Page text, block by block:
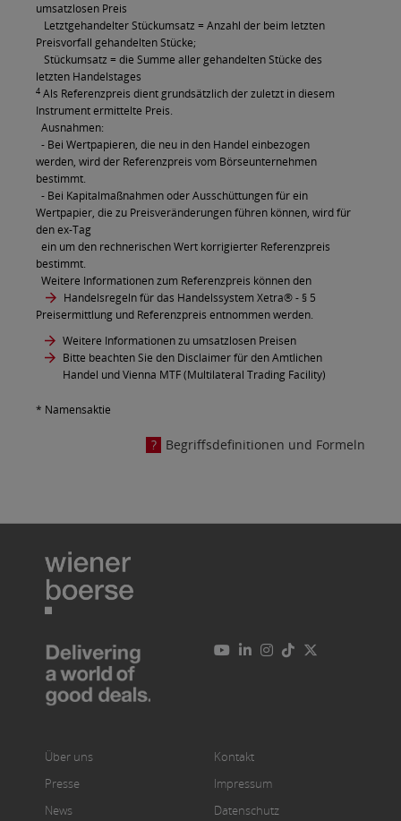
umsatzlosen Preis
Letztgehandelter Stückumsatz = Anzahl der beim letzten
Preisvorfall gehandelten Stücke;
Stückumsatz = die Summe aller gehandelten Stücke des
letzten Handelstages
4 Als Referenzpreis dient grundsätzlich der zuletzt in diesem
Instrument ermittelte Preis.
Ausnahmen:
- Bei Wertpapieren, die neu in den Handel einbezogen
werden, wird der Referenzpreis vom Börseunternehmen
bestimmt.
- Bei Kapitalmaßnahmen oder Ausschüttungen für ein
Wertpapier, die zu Preisveränderungen führen können, wird für
den ex-Tag
ein um den rechnerischen Wert korrigierter Referenzpreis
bestimmt.
Weitere Informationen zum Referenzpreis können den
Handelsregeln für das Handelssystem Xetra®- § 5
Preisermittlung und Referenzpreis entnommen werden.
Weitere Informationen zu umsatzlosen Preisen
Bitte beachten Sie den Disclaimer für den Amtlichen
Handel und Vienna MTF (Multilateral Trading Facility)
* Namensaktie
Begriffsdefinitionen und Formeln
Über uns
Presse
News
Kontakt
Impressum
Datenschutz